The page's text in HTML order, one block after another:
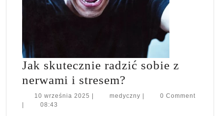
Jak skutecznie radzić sobie z
nerwami i stresem?
skutecznie
10 września 2025 10
medyczny medyczny0 Comment
08:43